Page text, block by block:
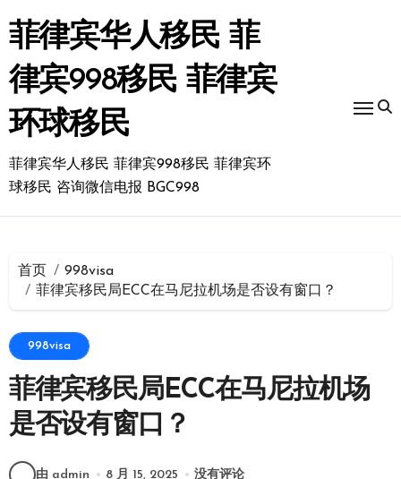
转
到
内
容
菲律宾华人移民 菲
律宾998移民 菲律宾
环球移民
菲律宾华人移民 菲律宾998移民 菲律宾环
球移民 咨询微信电报 BGC998
首页
998visa
菲律宾移民局ECC在马尼拉机场是否设有窗口？
998visa
菲律宾移民局ECC在马尼拉机场
是否设有窗口？
由 admin 8 月 15, 2025 没有评论